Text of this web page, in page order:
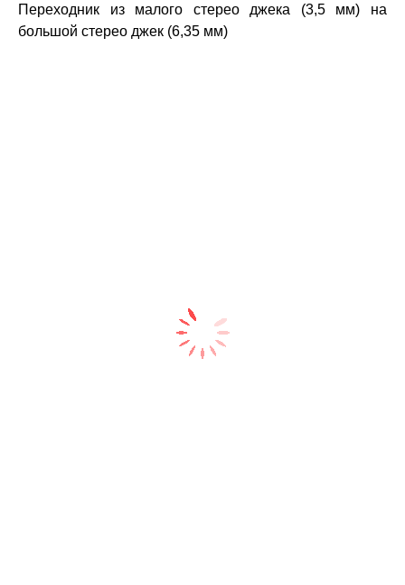
Переходник из малого стерео джека (3,5 мм) на
большой стерео джек (6,35 мм)